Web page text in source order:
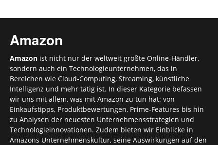
Amazon
Amazon ist nicht nur der weltweit größte Online-Händler,
sondern auch ein Technologieunternehmen, das in
Bereichen wie Cloud-Computing, Streaming, künstliche
Intelligenz und mehr tätig ist. In dieser Kategorie befassen
wir uns mit allem, was mit Amazon zu tun hat: von
Einkaufstipps, Produktbewertungen, Prime-Features bis hin
zu Analysen der neuesten Unternehmensstrategien und
Technologieinnovationen. Zudem bieten wir Einblicke in
Amazons Unternehmenskultur, seine Auswirkungen auf den